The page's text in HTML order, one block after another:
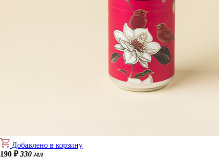
Добавлено в корзину
190 ₽ 330 мл